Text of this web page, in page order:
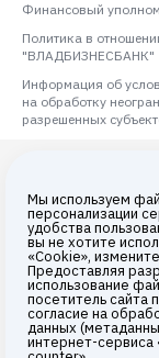
Мы используем
персонализации
удобства
вы не хотите
«Cookie»,
Предоставляя
использование
посетитель сайта
согласие на
данных
интернет-сервиса
Финансовый
Политика в
"ВЛАДБИЗНЕСБАНК"
Информация об
на обработку
разрешенных
Лицензия ЦБ РФ на
августа 2017 года
Все права
АО